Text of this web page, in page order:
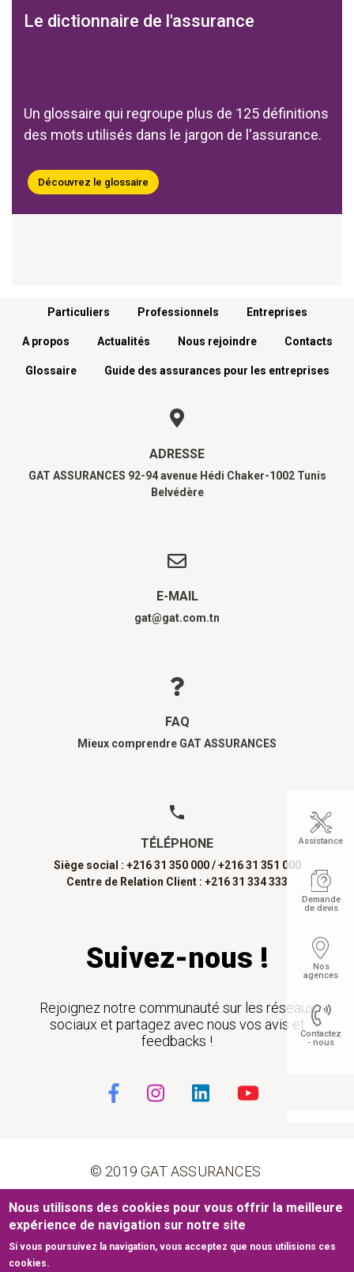
Le dictionnaire de l'assurance
Un glossaire qui regroupe plus de 125 définitions
des mots utilisés dans le jargon de l'assurance.
Découvrez le glossaire
Menu footer
Particuliers Professionnels Entreprises
A propos Actualités Nous rejoindre Contacts
Glossaire Guide des assurances pour les entreprises
ADRESSE
GAT ASSURANCES 92-94 avenue Hédi Chaker-1002 Tunis
Belvédère
E-MAIL
gat@gat.com.tn
FAQ
Mieux comprendre GAT ASSURANCES
TÉLÉPHONE
Siège social : +216 31 350 000 / +216 31 351 000
Centre de Relation Client : +216 31 334 333
Suivez-nous !
Rejoignez notre communauté sur les réseaux
sociaux et partagez avec nous vos avis et
feedbacks !
© 2019 GAT ASSURANCES
Pied de page
Conditions générales d’utilisation Cookies
Mentions légales Plan du site
Assistance
Demande
de devis
Nos
agences
Contactez
- nous
Nous utilisons des cookies pour vous offrir la meilleure
expérience de navigation sur notre site
Si vous poursuivez la navigation, vous acceptez que nous utilisions ces
cookies.